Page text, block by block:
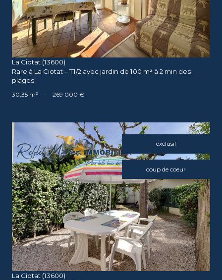
La Ciotat (13600)
Rare à La Ciotat – T1/2 avec jardin de 100 m² à 2 min des
plages
30,35 m² - 269 000 €
exclusif
coup de coeur
voir le bien
La Ciotat (13600)